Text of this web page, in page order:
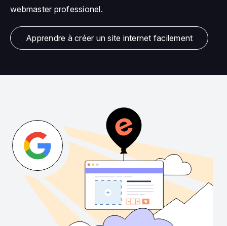
webmaster professionel.
Apprendre à créer un site internet facilement